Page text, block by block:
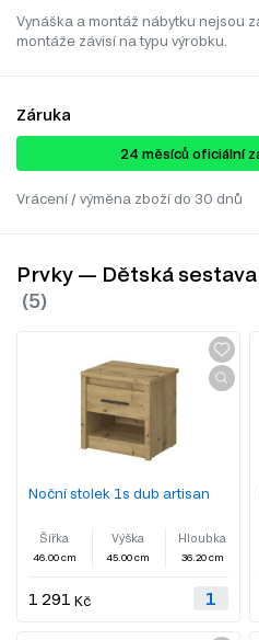
Vynáška a montáž nábytku nejsou
montáže závisí na typu výrobku.
Záruka
24 ​​​​měsíců oficiální
Vrácení / výměna zboží do 30 dnů
Prvky — Dětská
Noční stolek 1s dub artisan
Šířka
46.00 cm
Výška
45.00 cm
Hloubka
36.20 cm
1 291 Kč